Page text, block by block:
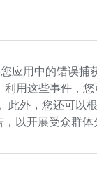
应用中的错误捕
利用这些事件，
此外，您还可以
，以开展受众群体